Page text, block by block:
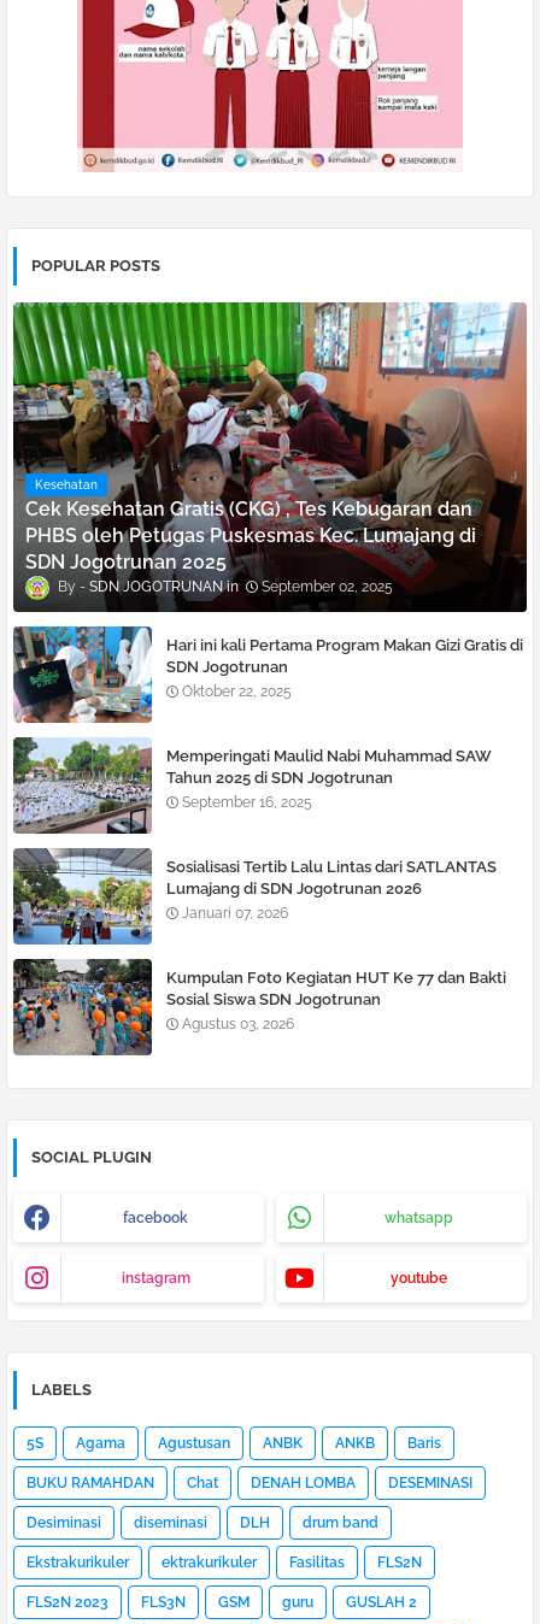
POPULAR POSTS
Kesehatan
Cek Kesehatan Gratis (CKG) , Tes Kebugaran dan
PHBS oleh Petugas Puskesmas Kec. Lumajang di
SDN Jogotrunan 2025
SDN JOGOTRUNAN September 02, 2025
Hari ini kali Pertama Program Makan Gizi Gratis di
SDN Jogotrunan
Oktober 22, 2025
Memperingati Maulid Nabi Muhammad SAW
Tahun 2025 di SDN Jogotrunan
September 16, 2025
Sosialisasi Tertib Lalu Lintas dari SATLANTAS
Lumajang di SDN Jogotrunan 2026
Januari 07, 2026
Kumpulan Foto Kegiatan HUT Ke 77 dan Bakti
Sosial Siswa SDN Jogotrunan
Agustus 03, 2026
SOCIAL PLUGIN
facebook whatsapp
instagram youtube
LABELS
5S Agama Agustusan ANBK ANKB Baris
BUKU RAMAHDAN Chat DENAH LOMBA DESEMINASI
Desiminasi diseminasi DLH drum band
Ekstrakurikuler ektrakurikuler Fasilitas FLS2N
FLS2N 2023 FLS3N GSM guru GUSLAH 2